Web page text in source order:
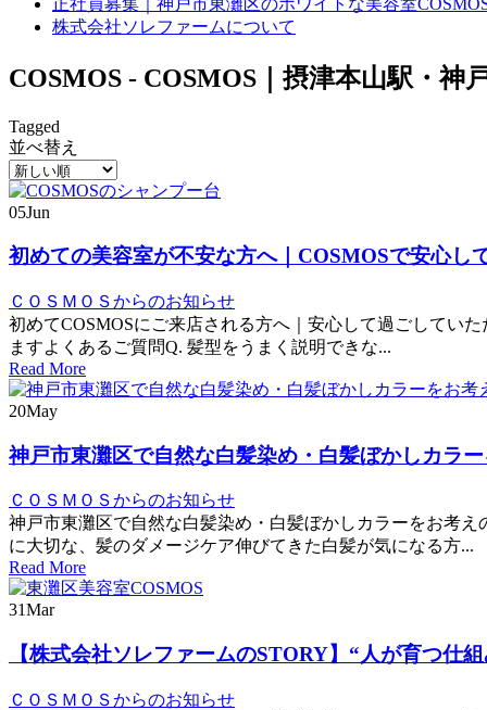
株式会社ソレファームについて
COSMOS - COSMOS｜摂津本山駅・神
Tagged
並べ替え
05Jun
初めての美容室が不安な方へ｜COSMOSで安心し
ＣＯＳＭＯＳからのお知らせ
初めてCOSMOSにご来店される方へ｜安心して過ごしてい
ますよくあるご質問Q. 髪型をうまく説明できな...
Read More
20May
神戸市東灘区で自然な白髪染め・白髪ぼかしカラ
ＣＯＳＭＯＳからのお知らせ
神戸市東灘区で自然な白髪染め・白髪ぼかしカラーをお考
に大切な、髪のダメージケア伸びてきた白髪が気になる方...
Read More
31Mar
【株式会社ソレファームのSTORY】“人が育つ仕
ＣＯＳＭＯＳからのお知らせ